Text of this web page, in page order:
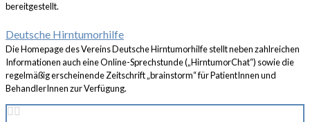
bereitgestellt.
Deutsche Hirntumorhilfe
Die Homepage des Vereins Deutsche Hirntumorhilfe stellt neben zahlreichen
Informationen auch eine Online-Sprechstunde („HirntumorChat“) sowie die
regelmäßig erscheinende Zeitschrift „brainstorm“ für PatientInnen und
BehandlerInnen zur Verfügung.